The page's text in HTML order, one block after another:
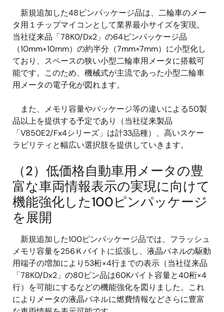
新規追加した48ピンパッケージ品は、二輪車のメー
タ用１チップマイコンとして業界最小サイズを実現。
当社従来品「78K0/Dx2」の64ピンパッケージ品
（10mm×10mm）の約半分（7mm×7mm）に小型化し
ており、スペースの狭い小型二輪車用メータに搭載可
能です。このため、機械式が主流であった小型二輪車
用メータの電子化が図れます。
また、メモリ容量やパッケージ等の違いによる50製
品以上を提供する予定であり（当社従来製品
「V850E2/Fx4シリーズ」は計33品種）、高いスケー
ラビリティと幅広い選択肢を提供していきます。
（2）低価格自動車用メータの豊
富な車両情報表示の実現に向けて
機能強化した100ピンパッケージ
を展開
新規追加した100ピンパッケージ品では、フラッシュ
メモリ容量を256Ｋバイトに拡張し、液晶パネルの駆動
用端子の増加により53桁×4行までの表示（当社従来品
「78K0/Dx2」の80ピン品は60Kバイト容量と40桁×4
行）を可能にするなどの機能強化を図りました。これ
によりメータの液晶パネルに燃費情報などさらに豊富